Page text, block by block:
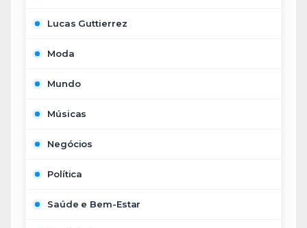
Lucas Guttierrez
Moda
Mundo
Músicas
Negócios
Política
Saúde e Bem-Estar